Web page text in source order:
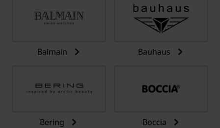
Balmain Bauhaus
Bering Boccia